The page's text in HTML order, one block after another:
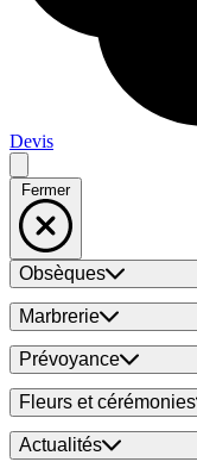
Devis
Fermer
Obsèques
Marbrerie
Prévoyance
Fleurs et cérémonies
Actualités